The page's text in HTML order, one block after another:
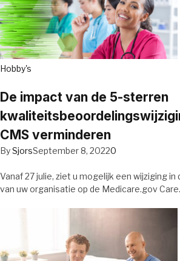
Hobby's
De impact van de 5-sterren
CMS verminderen
BySjorsSeptember 8, 20220
Vanaf 27 julie, ziet u mogelijk een wijziging
van uw organisatie op de Medicare.gov